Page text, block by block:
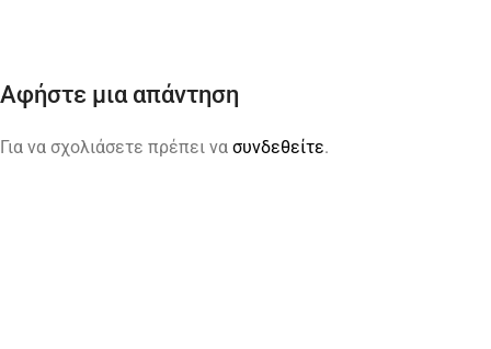
Αφήστε μια απάντηση
Για να σχολιάσετε πρέπει να συνδεθείτε.